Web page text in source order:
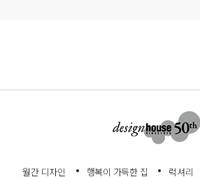
월간 디자인 행복이 가득한 집 럭셔리